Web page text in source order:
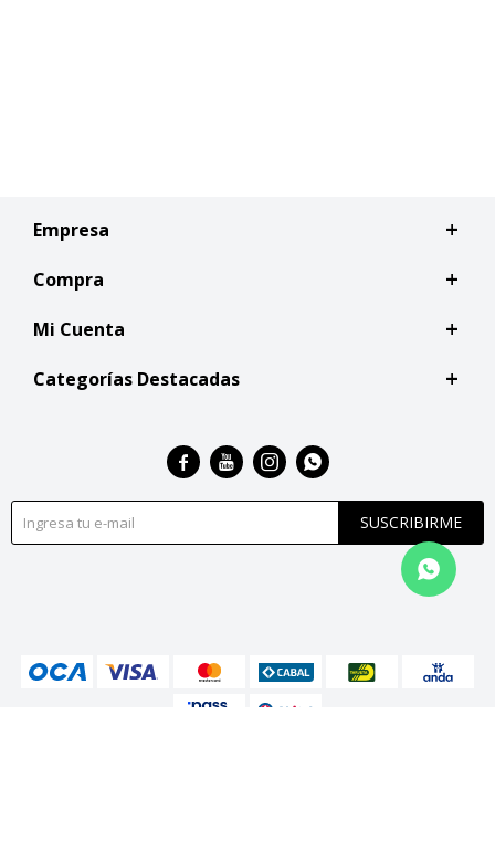
Empresa
Compra
Mi Cuenta
Categorías Destacadas
SUSCRIBIRME
   